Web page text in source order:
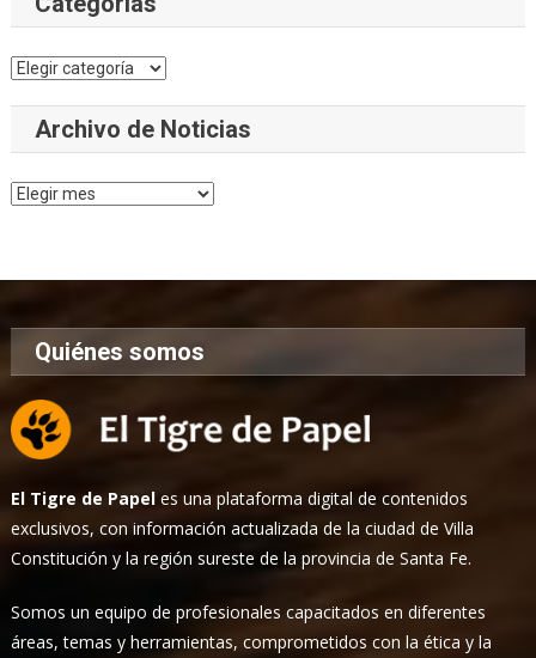
Categorías
Archivo de Noticias
Archivo
Quiénes somos
El Tigre de Papel es una plataforma digital de contenidos
exclusivos, con información actualizada de la ciudad de Villa
Constitución y la región sureste de la provincia de Santa Fe.
Somos un equipo de profesionales capacitados en diferentes
áreas, temas y herramientas, comprometidos con la ética y la